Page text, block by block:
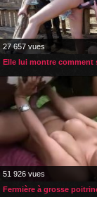
27 657 vues
51 926 vues